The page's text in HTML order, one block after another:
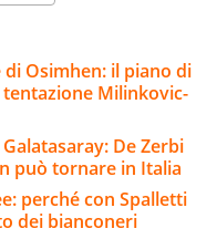
Osimhen: il piano di
Milinkovic-
De Zerbi
può tornare in Italia
perché con Spalletti
dei bianconeri